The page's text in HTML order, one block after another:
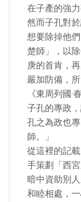
在子產的強
然而子孔對
想要除掉他
楚師」，以
庚的首肯，
嚴加防備，
《東周列國·
子孔的專政
孔之為政也
師。」
從這裡的記
手策劃「西
暗中資助別
和睦相處，